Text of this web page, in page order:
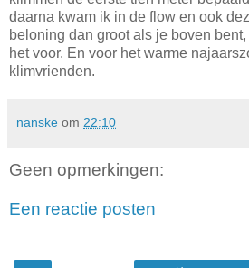
daarna kwam ik in de flow en ook
beloning dan groot als je boven
het voor. En voor het warme
klimvrienden.
nanske om 22:10
Geen opmerkingen:
Een reactie posten